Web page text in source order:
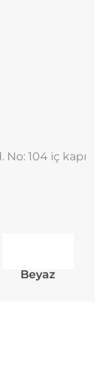
No: 104 iç kapı
Beyaz